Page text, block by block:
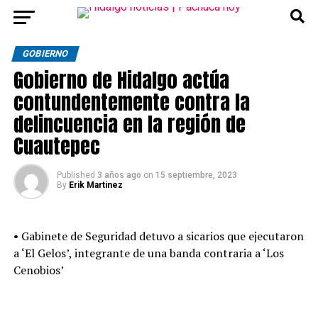
GOBIERNO
Gobierno de Hidalgo actúa
contundentemente contra la
delincuencia en la región de
Cuautepec
Published 3 años ago on 15 septiembre, 2023
By Erik Martinez
• Gabinete de Seguridad detuvo a sicarios que ejecutaron
a ‘El Gelos’, integrante de una banda contraria a ‘Los
Cenobios’